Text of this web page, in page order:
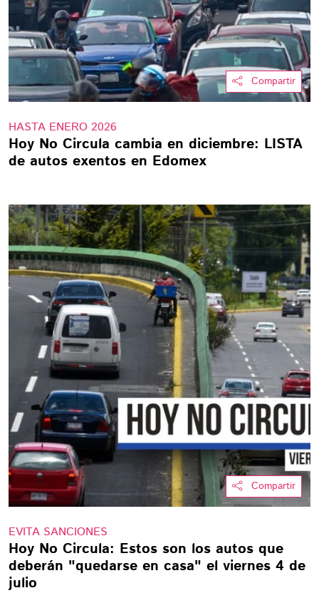
Compartir
HASTA ENERO 2026
Hoy No Circula cambia en diciembre: LISTA
de autos exentos en Edomex
Compartir
EVITA SANCIONES
Hoy No Circula: Estos son los autos que
deberán "quedarse en casa" el viernes 4 de
julio